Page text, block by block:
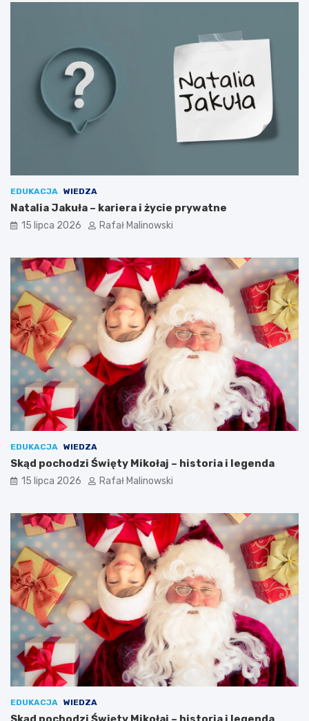
EDUKACJA WIEDZA
Natalia Jakuła – kariera i życie prywatne
15 lipca 2026 Rafał Malinowski
EDUKACJA WIEDZA
Skąd pochodzi Święty Mikołaj – historia i legenda
15 lipca 2026 Rafał Malinowski
EDUKACJA WIEDZA